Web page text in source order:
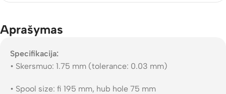
Aprašymas
Specifikacija:
• Skersmuo: 1.75 mm (tolerance: 0.03 mm)
• Spool size: fi 195 mm, hub hole 75 mm